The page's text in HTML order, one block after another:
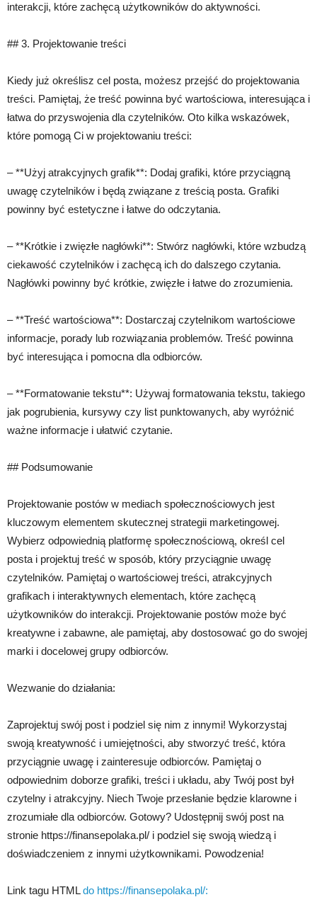
interakcji, które zachęcą użytkowników do aktywności.
## 3. Projektowanie treści
Kiedy już określisz cel posta, możesz przejść do projektowania
treści. Pamiętaj, że treść powinna być wartościowa, interesująca i
łatwa do przyswojenia dla czytelników. Oto kilka wskazówek,
które pomogą Ci w projektowaniu treści:
– **Użyj atrakcyjnych grafik**: Dodaj grafiki, które przyciągną
uwagę czytelników i będą związane z treścią posta. Grafiki
powinny być estetyczne i łatwe do odczytania.
– **Krótkie i zwięzłe nagłówki**: Stwórz nagłówki, które wzbudzą
ciekawość czytelników i zachęcą ich do dalszego czytania.
Nagłówki powinny być krótkie, zwięzłe i łatwe do zrozumienia.
– **Treść wartościowa**: Dostarczaj czytelnikom wartościowe
informacje, porady lub rozwiązania problemów. Treść powinna
być interesująca i pomocna dla odbiorców.
– **Formatowanie tekstu**: Używaj formatowania tekstu, takiego
jak pogrubienia, kursywy czy list punktowanych, aby wyróżnić
ważne informacje i ułatwić czytanie.
## Podsumowanie
Projektowanie postów w mediach społecznościowych jest
kluczowym elementem skutecznej strategii marketingowej.
Wybierz odpowiednią platformę społecznościową, określ cel
posta i projektuj treść w sposób, który przyciągnie uwagę
czytelników. Pamiętaj o wartościowej treści, atrakcyjnych
grafikach i interaktywnych elementach, które zachęcą
użytkowników do interakcji. Projektowanie postów może być
kreatywne i zabawne, ale pamiętaj, aby dostosować go do swojej
marki i docelowej grupy odbiorców.
Wezwanie do działania:
Zaprojektuj swój post i podziel się nim z innymi! Wykorzystaj
swoją kreatywność i umiejętności, aby stworzyć treść, która
przyciągnie uwagę i zainteresuje odbiorców. Pamiętaj o
odpowiednim doborze grafiki, treści i układu, aby Twój post był
czytelny i atrakcyjny. Niech Twoje przesłanie będzie klarowne i
zrozumiałe dla odbiorców. Gotowy? Udostępnij swój post na
stronie https://finansepolaka.pl/ i podziel się swoją wiedzą i
doświadczeniem z innymi użytkownikami. Powodzenia!
Link tagu HTMLdo https://finansepolaka.pl/: